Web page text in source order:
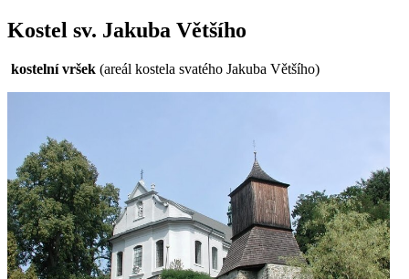
Kostel sv. Jakuba Většího
kostelní vršek (areál kostela svatého Jakuba Většího)